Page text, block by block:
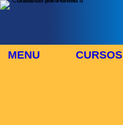
MENU CURSOS